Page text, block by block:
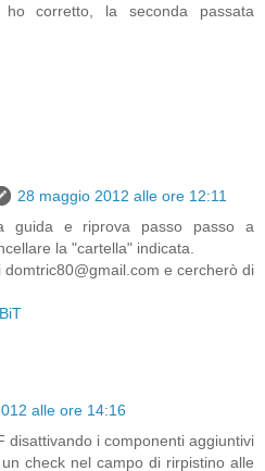
corretto, la seconda passata
28 maggio 2012 alle ore 12:11
guida e riprova passo passo a
la "cartella" indicata.
domtric80@gmail.com e cercherò di
alle ore 14:16
disattivando i componenti aggiuntivi
check nel campo di rirpistino alle